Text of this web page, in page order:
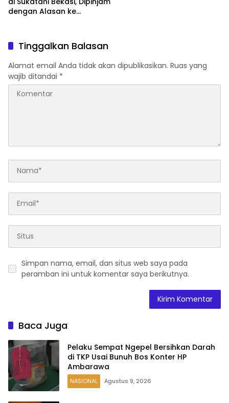
dengan Alasan ke
Tinggalkan Balasan
Alamat email Anda tidak akan dipublikasikan. Ruas yang
wajib ditandai *
Simpan nama, email, dan situs web saya pada
peramban ini untuk komentar saya berikutnya.
Baca Juga
Pelaku Sempat Ngepel Bersihkan Darah
di TKP Usai Bunuh Bos Konter HP
Ambarawa
NASIONAL Agustus 9, 2026